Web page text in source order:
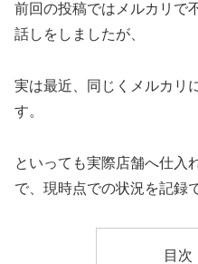
前回の投稿ではメルカリで
話しをしましたが、
実は最近、同じくメルカリ
す。
といっても実際店舗へ仕入
で、現時点での状況を記録
目次